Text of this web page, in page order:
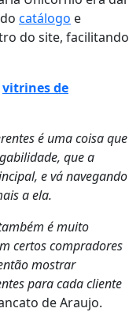
do catálogo e
do site, facilitando
vitrines de
é uma coisa que
que a
e vá navegando
a ela.
é muito
certos compradores
mostrar
para cada cliente
de Araujo.